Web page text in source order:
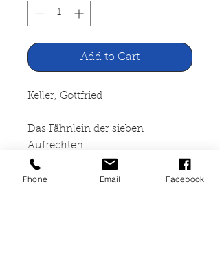
Add to Cart
Keller, Gottfried
Das Fähnlein der sieben
Aufrechten
Hamburger Lesehefte Verlag,
Phone Email Facebook